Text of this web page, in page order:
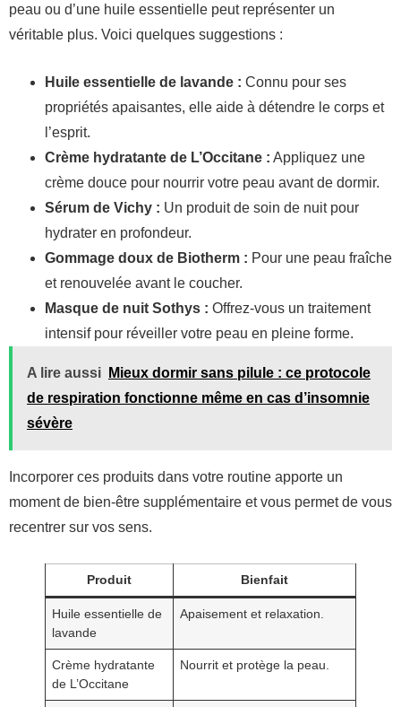
peau ou d’une huile essentielle peut représenter un
véritable plus. Voici quelques suggestions :
Huile essentielle de lavande : Connu pour ses
propriétés apaisantes, elle aide à détendre le corps et
l’esprit.
Crème hydratante de L’Occitane : Appliquez une
crème douce pour nourrir votre peau avant de dormir.
Sérum de Vichy : Un produit de soin de nuit pour
hydrater en profondeur.
Gommage doux de Biotherm : Pour une peau fraîche
et renouvelée avant le coucher.
Masque de nuit Sothys : Offrez-vous un traitement
intensif pour réveiller votre peau en pleine forme.
A lire aussi
Mieux dormir sans pilule : ce protocole
de respiration fonctionne même en cas d’insomnie
sévère
Incorporer ces produits dans votre routine apporte un
moment de bien-être supplémentaire et vous permet de vous
recentrer sur vos sens.
Produit Bienfait
Huile essentielle de
lavande
Apaisement et relaxation.
Crème hydratante
de L’Occitane
Nourrit et protège la peau.